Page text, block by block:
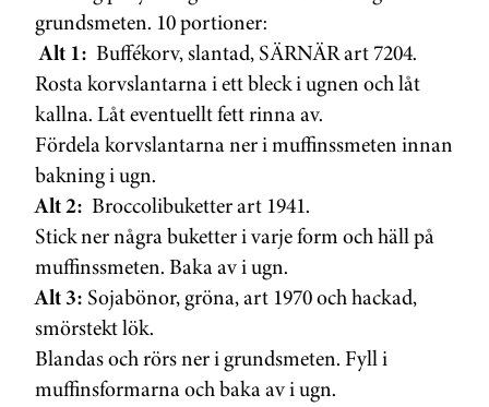
grundsmeten. 10 portioner:
Alt 1: Buffékorv, slantad, SÄRNÄR art 7204.
Rosta korvslantarna i ett bleck i ugnen och låt
kallna. Låt eventuellt fett rinna av.
Fördela korvslantarna ner i muffinssmeten innan
bakning i ugn.
Alt 2: Broccolibuketter art 1941.
Stick ner några buketter i varje form och häll på
muffinssmeten. Baka av i ugn.
Alt 3: Sojabönor, gröna, art 1970 och hackad,
smörstekt lök.
Blandas och rörs ner i grundsmeten. Fyll i
muffinsformarna och baka av i ugn.